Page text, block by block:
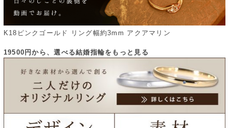
K18ピンクゴールド リング幅約3mm アクアマリン
19500円から、選べる結婚指輪をもっと見る